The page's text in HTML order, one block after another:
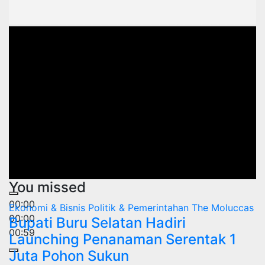
00:00
00:00
00:59
You missed
Ekonomi & Bisnis Politik & Pemerintahan The Moluccas
Bupati Buru Selatan Hadiri
Launching Penanaman Serentak 1
Juta Pohon Sukun